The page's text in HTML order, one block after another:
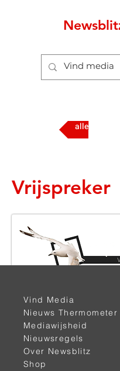
alle media
Vrijspreker
< vorige
Vind Media
Nieuws Thermometer
Mediawijsheid
Nieuwsregels
Over Newsblitz
Shop